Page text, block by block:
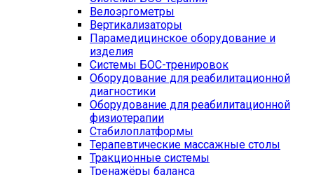
Велоэргометры
Вертикализаторы
Парамедицинское оборудование и
изделия
Системы БОС-тренировок
Оборудование для реабилитационной
диагностики
Оборудование для реабилитационной
физиотерапии
Стабилоплатформы
Терапевтические массажные столы
Тракционные системы
Тренажёры баланса